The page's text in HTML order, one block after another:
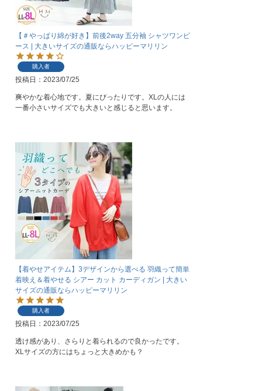
【＃やっぱり綿が好き】前後2way 五分袖 シャツワンピ
ース | 大きいサイズの通販ならハッピーマリリン
購入者
投稿日 2023/07/25
爽やかな着心地です。夏にぴったりです。XLの人には
一番小さいサイズでも大きいと感じると思います。
【着やせアイテム】3デザインから選べる 羽織って簡単
着映え＆着やせる シアー カット カーディガン | 大きい
サイズの通販ならハッピーマリリン
購入者
投稿日 2023/07/25
透け感があり、さらりと着られるので良かったです。
XLサイズの方にはちょっと大きめかも？